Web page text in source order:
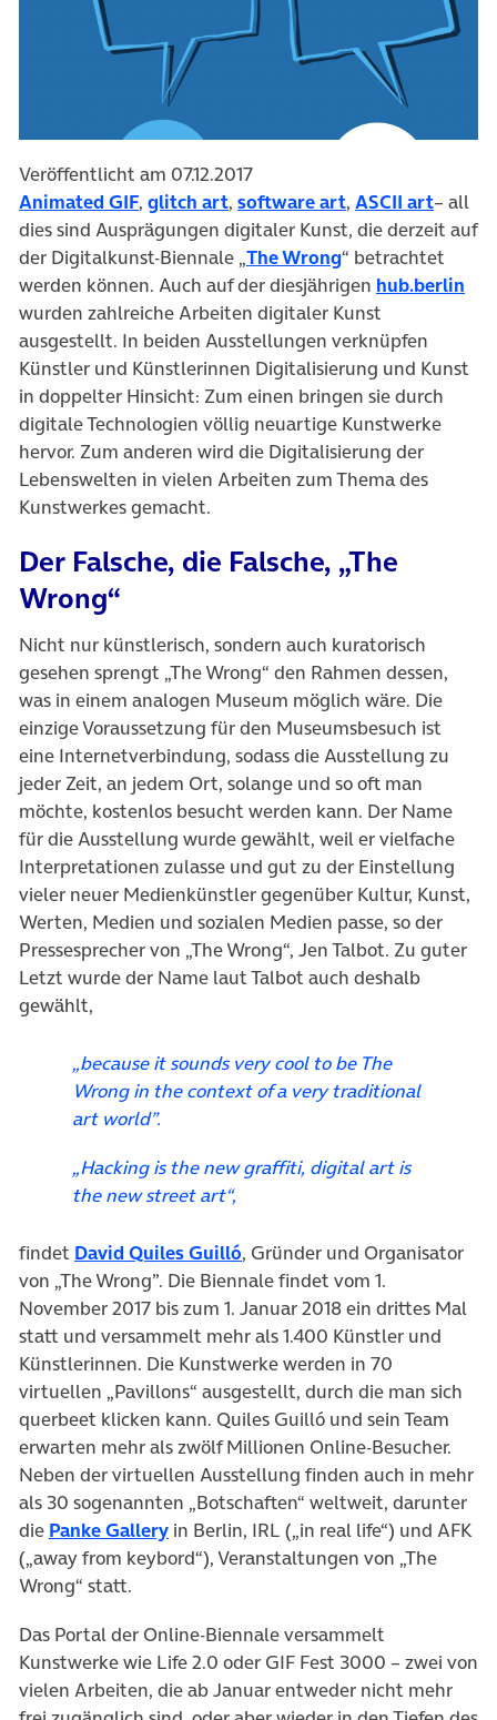
Veröffentlicht am 07.12.2017
Animated GIF(öffnet in neuem Tab)
, glitch art(öffnet in neuem Tab)
, software art(öffnet in neuem
, ASCII art(öffnet
– all
dies sind Ausprägungen digitaler Kunst, die derzeit auf
der Digitalkunst-Biennale „The Wrong(öffnet in neuem
“ betrachtet
werden können. Auch auf der diesjährigen hub.berlin
wurden zahlreiche Arbeiten digitaler Kunst
ausgestellt. In beiden Ausstellungen verknüpfen
Künstler und Künstlerinnen Digitalisierung und Kunst
in doppelter Hinsicht: Zum einen bringen sie durch
digitale Technologien völlig neuartige Kunstwerke
hervor. Zum anderen wird die Digitalisierung der
Lebenswelten in vielen Arbeiten zum Thema des
Kunstwerkes gemacht.
Der Falsche, die Falsche, „The
Wrong“
Nicht nur künstlerisch, sondern auch kuratorisch
gesehen sprengt „The Wrong“ den Rahmen dessen,
was in einem analogen Museum möglich wäre. Die
einzige Voraussetzung für den Museumsbesuch ist
eine Internetverbindung, sodass die Ausstellung zu
jeder Zeit, an jedem Ort, solange und so oft man
möchte, kostenlos besucht werden kann. Der Name
für die Ausstellung wurde gewählt, weil er vielfache
Interpretationen zulasse und gut zu der Einstellung
vieler neuer Medienkünstler gegenüber Kultur, Kunst,
Werten, Medien und sozialen Medien passe, so der
Pressesprecher von „The Wrong“, Jen Talbot. Zu guter
Letzt wurde der Name laut Talbot auch deshalb
gewählt,
„because it sounds very cool to be The
Wrong in the context of a very traditional
art world”.
„Hacking is the new graffiti, digital art is
the new street art“,
findet David Quiles Guilló(öffnet in neuem Tab)
, Gründer und Organisator
von „The Wrong”. Die Biennale findet vom 1.
November 2017 bis zum 1. Januar 2018 ein drittes Mal
statt und versammelt mehr als 1.400 Künstler und
Künstlerinnen. Die Kunstwerke werden in 70
virtuellen „Pavillons“ ausgestellt, durch die man sich
querbeet klicken kann. Quiles Guilló und sein Team
erwarten mehr als zwölf Millionen Online-Besucher.
Neben der virtuellen Ausstellung finden auch in mehr
als 30 sogenannten „Botschaften“ weltweit, darunter
die Panke Gallery(öffnet in neuem Tab)
in Berlin, IRL („in real life“) und AFK
(„away from keybord“), Veranstaltungen von „The
Wrong“ statt.
Das Portal der Online-Biennale versammelt
Kunstwerke wie Life 2.0 oder GIF Fest 3000 – zwei von
vielen Arbeiten, die ab Januar entweder nicht mehr